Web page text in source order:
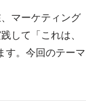
マーケティング
して「これは、
す。今回のテーマ